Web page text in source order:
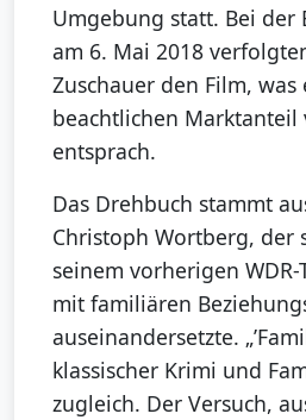
Umgebung statt. Bei der
am 6. Mai 2018
Zuschauer den Film, was
beachtlichen Marktanteil
entsprach.
Das Drehbuch stammt
Christoph Wortberg, der
seinem vorherigen WDR-
mit familiären
auseinandersetzte.
klassischer Krimi und
zugleich. Der Versuch,